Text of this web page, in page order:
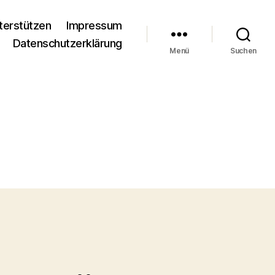
Impressum
Datenschutzerklärung
Menü Suchen